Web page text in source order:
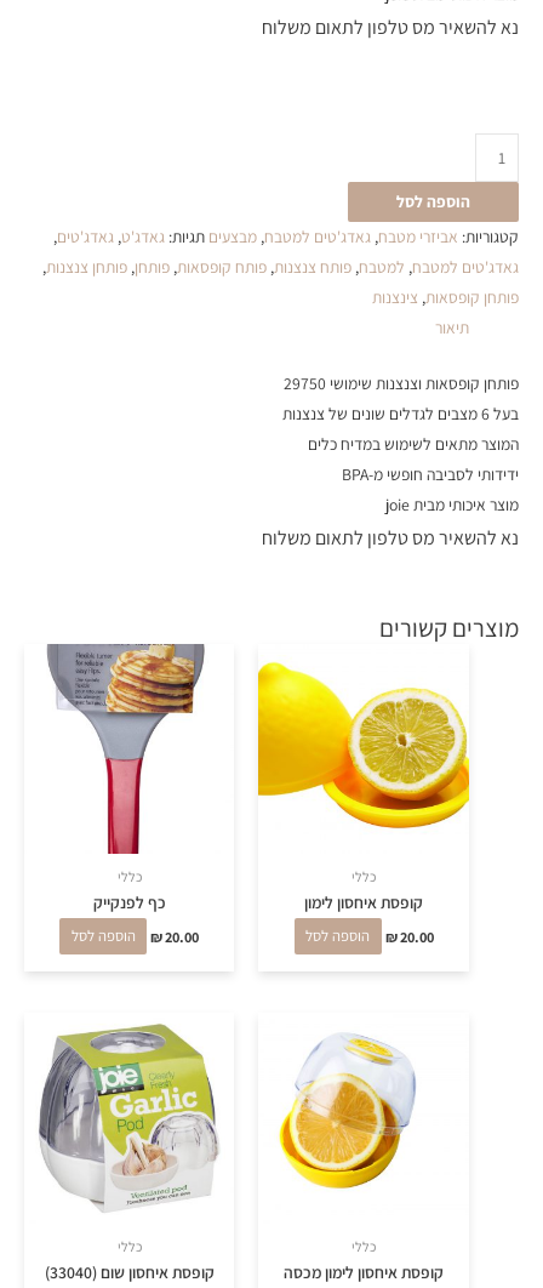
נא להשאיר מס טלפון לתאום משלוח
הוספה לסל
קטגוריות: אביזרי מטבח, גאדג'טים למטבח, מבצעים תגיות: גאדג'ט, גאדג'טים,
גאדג'טים למטבח, למטבח, פותח צנצנות, פותח קופסאות, פותחן, פותחן צנצנות,
פותחן קופסאות, צינצנות
תיאור
פותחן קופסאות וצנצנות שימושי 29750
בעל 6 מצבים לגדלים שונים של צנצנות
המוצר מתאים לשימוש במדיח כלים
ידידותי לסביבה חופשי מ-BPA
מוצר איכותי מבית joie
נא להשאיר מס טלפון לתאום משלוח
מוצרים קשורים
כללי
קופסת איחסון לימון
₪20.00 הוספה לסל
כללי
כף לפנקייק
₪20.00 הוספה לסל
כללי
קופסת איחסון לימון מכסה
כללי
קופסת איחסון שום (33040)